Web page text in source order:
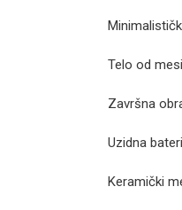
Telo od
Završna
Uzidna
Keramički